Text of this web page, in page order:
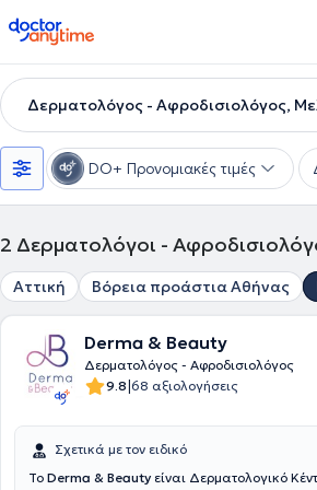
doctoranytime
Δερματολόγος - Αφροδισιολόγος,
DO+ Προνομιακές τιμές
2 Δερματολόγοι -
Αττική Βόρεια προάστια Αθήνας
Derma & Beauty
Δερματολόγος - Αφροδισιολόγος
9.8|68 αξιολογήσεις
Σχετικά με τον ειδικό
Το Derma & Beauty είναι Δερματολογικό